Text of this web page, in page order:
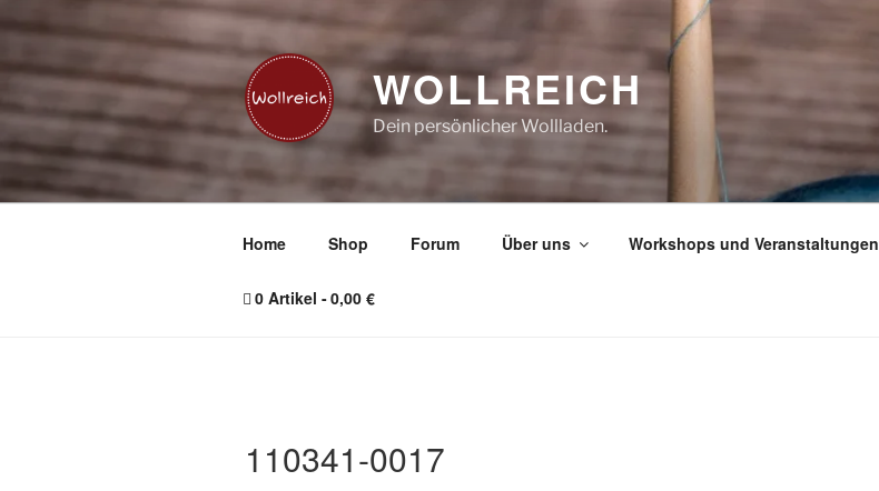
Inhalt
springen
WOLLREICH
Dein persönlicher Wollladen.
Home Shop Forum Über uns Workshops und Veranstaltungen
0 Artikel 0,00 €
110341-0017